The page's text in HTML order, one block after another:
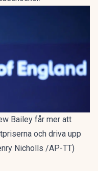
Bailey får mer att
och driva upp
Nicholls /AP-TT)